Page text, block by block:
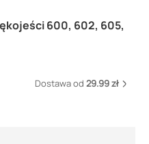
600, 602, 605,
Dostawa od 29.99 zł